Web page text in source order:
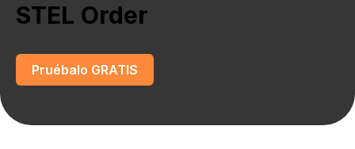
STEL Order
Pruébalo GRATIS